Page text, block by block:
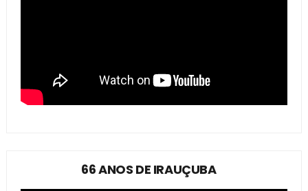
66 ANOS DE IRAUÇUBA